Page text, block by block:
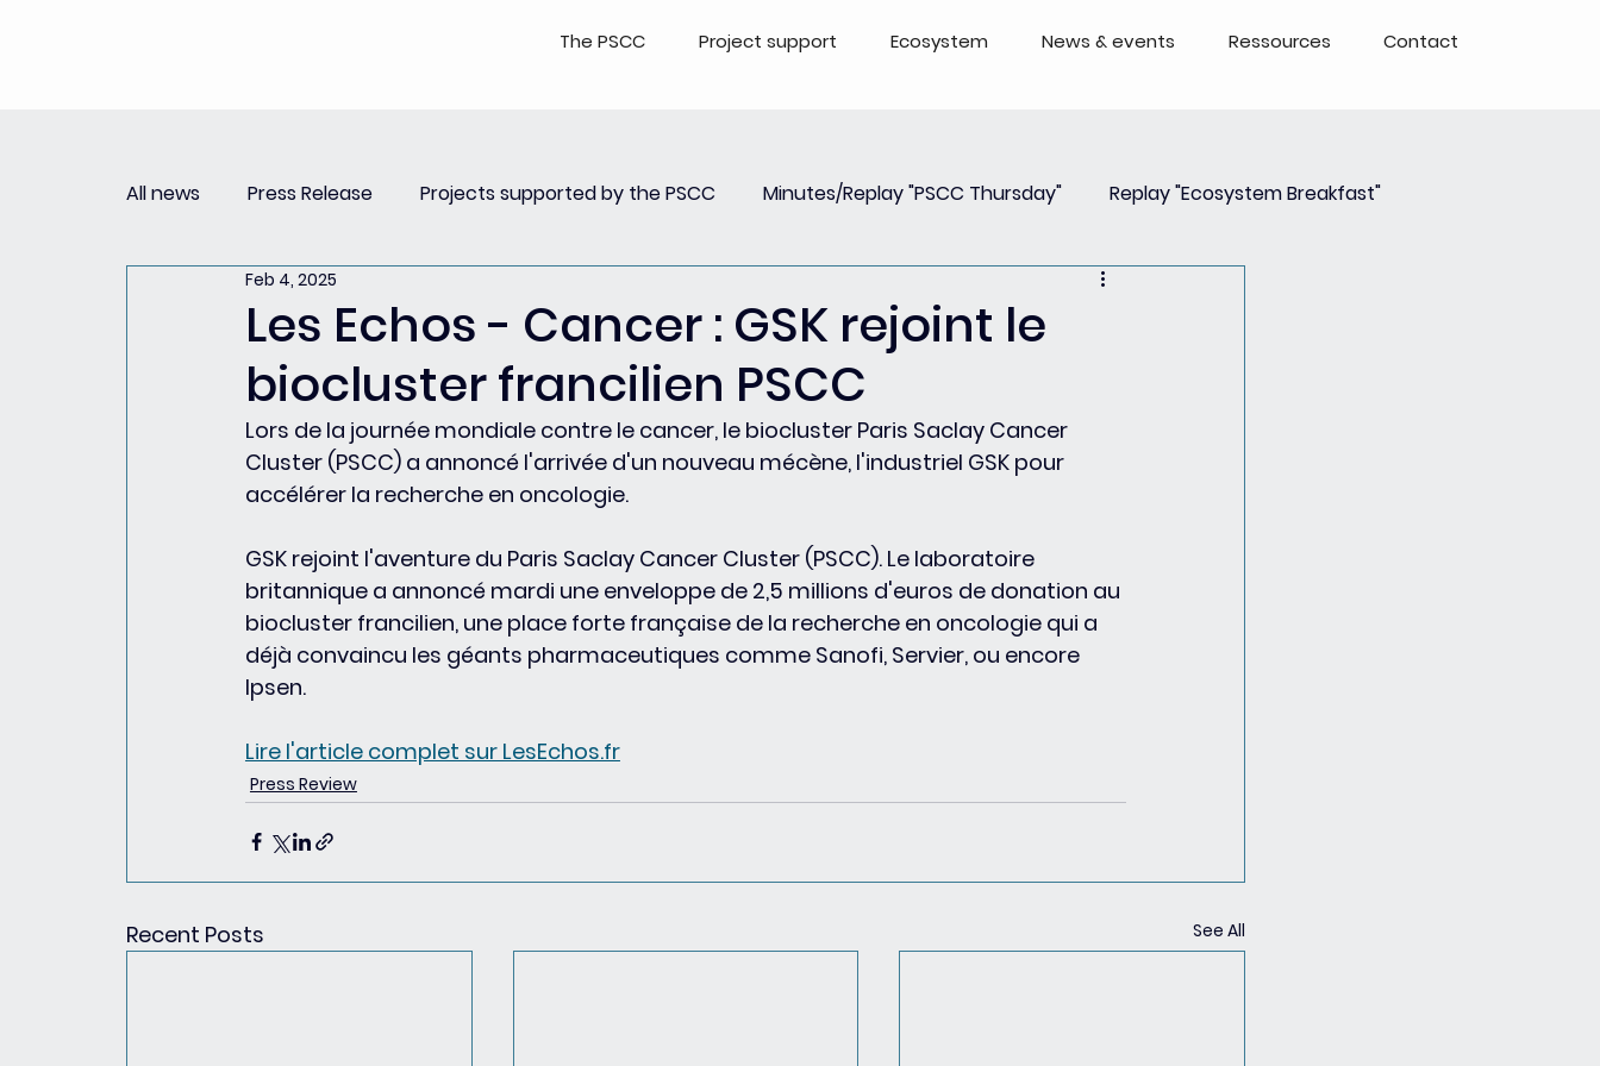
The PSCC Project support Ecosystem News & events Ressources Contact
All news Press Release Projects supported by the PSCC Minutes/Replay "PSCC Thursday" Replay "Ecosystem Breakfast"
Replay Innovation Forum Event
Partnerships
Les Echos - Cancer : GSK rejoint le
biocluster francilien PSCC
Feb 4, 2025
Lors de la journée mondiale contre le cancer, le biocluster Paris Saclay Cancer
Cluster (PSCC) a annoncé l'arrivée d'un nouveau mécène, l'industriel GSK pour
accélérer la recherche en oncologie.
GSK rejoint l'aventure du Paris Saclay Cancer Cluster (PSCC). Le laboratoire
britannique a annoncé mardi une enveloppe de 2,5 millions d'euros de donation au
biocluster francilien, une place forte française de la recherche en oncologie qui a
déjà convaincu les géants pharmaceutiques comme Sanofi, Servier, ou encore
Ipsen.
Lire l'article complet sur LesEchos.fr
Press Review
Recent Posts See All